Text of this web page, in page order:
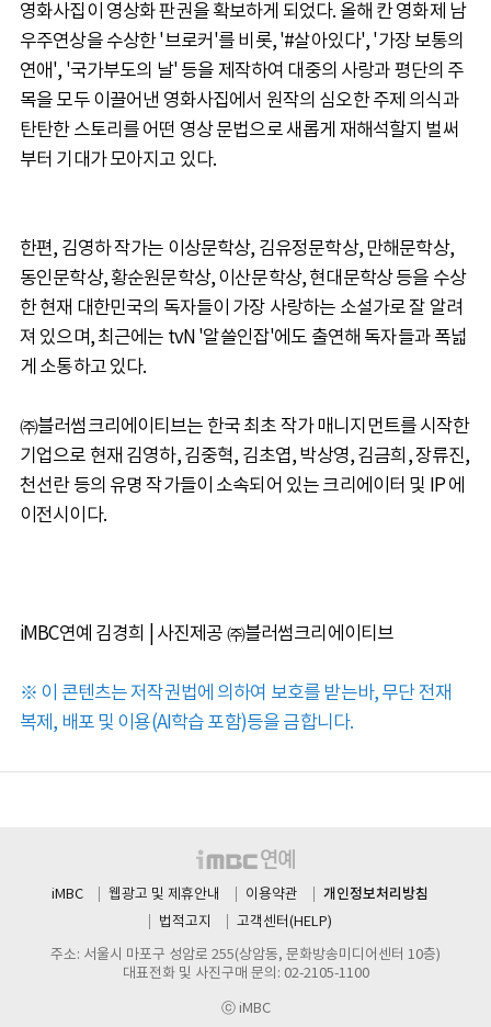
영화사집이 영상화 판권을 확보하게 되었다. 올해 칸 영화제 남
우주연상을 수상한 '브로커'를 비롯, '#살아있다', '가장 보통의
연애', '국가부도의 날' 등을 제작하여 대중의 사랑과 평단의 주
목을 모두 이끌어낸 영화사집에서 원작의 심오한 주제 의식과
탄탄한 스토리를 어떤 영상 문법으로 새롭게 재해석할지 벌써
부터 기대가 모아지고 있다.
한편, 김영하 작가는 이상문학상, 김유정문학상, 만해문학상,
동인문학상, 황순원문학상, 이산문학상, 현대문학상 등을 수상
한 현재 대한민국의 독자들이 가장 사랑하는 소설가로 잘 알려
져 있으며, 최근에는 tvN '알쓸인잡'에도 출연해 독자들과 폭넓
게 소통하고 있다.
㈜블러썸크리에이티브는 한국 최초 작가 매니지먼트를 시작한
기업으로 현재 김영하, 김중혁, 김초엽, 박상영, 김금희, 장류진,
천선란 등의 유명 작가들이 소속되어 있는 크리에이터 및 IP 에
이전시이다.
iMBC연예 김경희 | 사진제공 ㈜블러썸크리에이티브
※ 이 콘텐츠는 저작권법에 의하여 보호를 받는바, 무단 전재
복제, 배포 및 이용(AI학습 포함)등을 금합니다.
iMBC 웹광고 및 제휴안내 이용약관 개인정보처리방침
법적고지
고객센터(HELP)
주소: 서울시 마포구 성암로 255(상암동, 문화방송미디어센터 10층)
대표전화 및 사진구매 문의: 02-2105-1100
ⓒ iMBC